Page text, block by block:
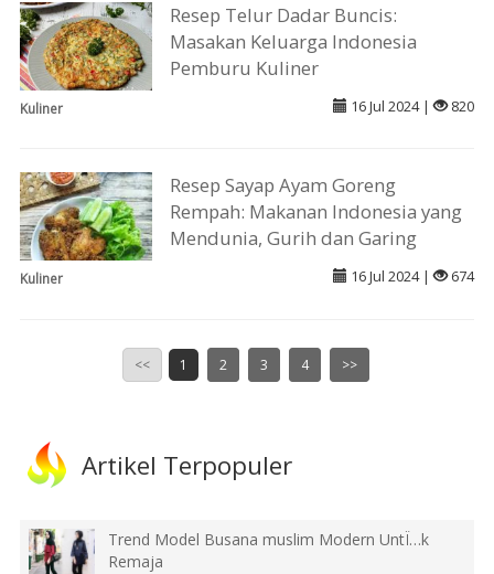
Resep Telur Dadar Buncis:
Masakan Keluarga Indonesia
Pemburu Kuliner
Kuliner 16 Jul 2024 | 820
Resep Sayap Ayam Goreng
Rempah: Makanan Indonesia yang
Mendunia, Gurih dan Garing
Kuliner 16 Jul 2024 | 674
<< 1 2 3 4 >>
Artikel Terpopuler
Trend Model Busana muslim Modern UntÏ…k
Remaja